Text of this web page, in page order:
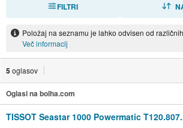
FILTRI
Položaj na seznamu je lahko odvisen od
Več informacij
5oglasov
Oglasi na bolha.com
TISSOT Seastar 1000 Powermatic